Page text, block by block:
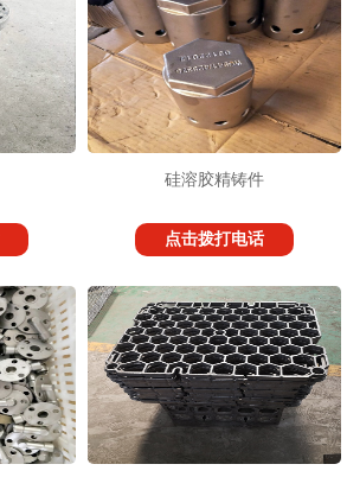
硅溶胶精铸件
点击拨打电话